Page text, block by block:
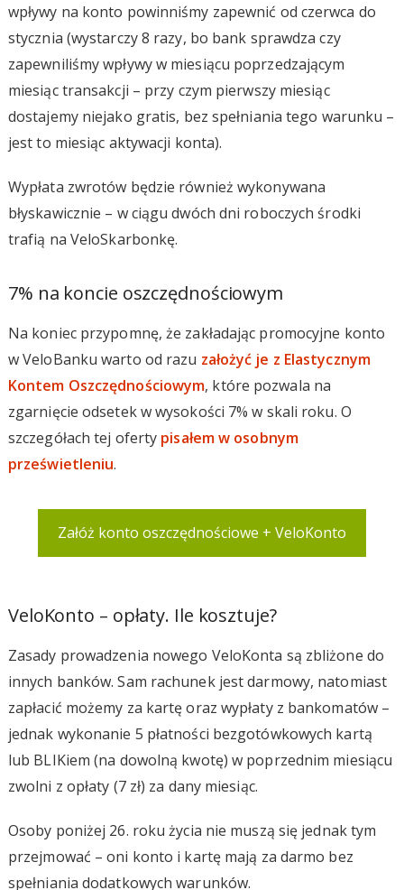
wpływy na konto powinniśmy zapewnić od czerwca do
stycznia (wystarczy 8 razy, bo bank sprawdza czy
zapewniliśmy wpływy w miesiącu poprzedzającym
miesiąc transakcji – przy czym pierwszy miesiąc
dostajemy niejako gratis, bez spełniania tego warunku –
jest to miesiąc aktywacji konta).
Wypłata zwrotów będzie również wykonywana
błyskawicznie – w ciągu dwóch dni roboczych środki
trafią na VeloSkarbonkę.
7% na koncie oszczędnościowym
Na koniec przypomnę, że zakładając promocyjne konto
w VeloBanku warto od razu założyć je z Elastycznym
Kontem Oszczędnościowym, które pozwala na
zgarnięcie odsetek w wysokości 7% w skali roku. O
szczegółach tej oferty pisałem w osobnym
prześwietleniu.
Załóż konto oszczędnościowe + VeloKonto
VeloKonto – opłaty. Ile kosztuje?
Zasady prowadzenia nowego VeloKonta są zbliżone do
innych banków. Sam rachunek jest darmowy, natomiast
zapłacić możemy za kartę oraz wypłaty z bankomatów –
jednak wykonanie 5 płatności bezgotówkowych kartą
lub BLIKiem (na dowolną kwotę) w poprzednim miesiącu
zwolni z opłaty (7 zł) za dany miesiąc.
Osoby poniżej 26. roku życia nie muszą się jednak tym
przejmować – oni konto i kartę mają za darmo bez
spełniania dodatkowych warunków.